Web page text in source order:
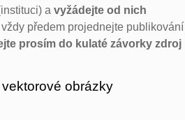
avyžádejte od nich
vždy předem projednejte publikování
prosím do kulaté závorky zdroj
obrázky